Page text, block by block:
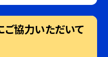
ご協力いただいて